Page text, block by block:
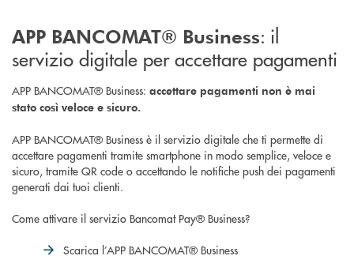
APP BANCOMAT® Business: il
servizio digitale per accettare pagamenti
APP BANCOMAT® Business: accettare pagamenti non è mai
stato così veloce e sicuro.
APP BANCOMAT® Business è il servizio digitale che ti permette di
accettare pagamenti tramite smartphone in modo semplice, veloce e
sicuro, tramite QR code o accettando le notifiche push dei pagamenti
generati dai tuoi clienti.
Come attivare il servizio Bancomat Pay® Business?
Scarica l’APP BANCOMAT® Business